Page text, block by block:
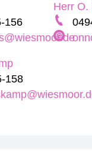
156
Herr O.
158